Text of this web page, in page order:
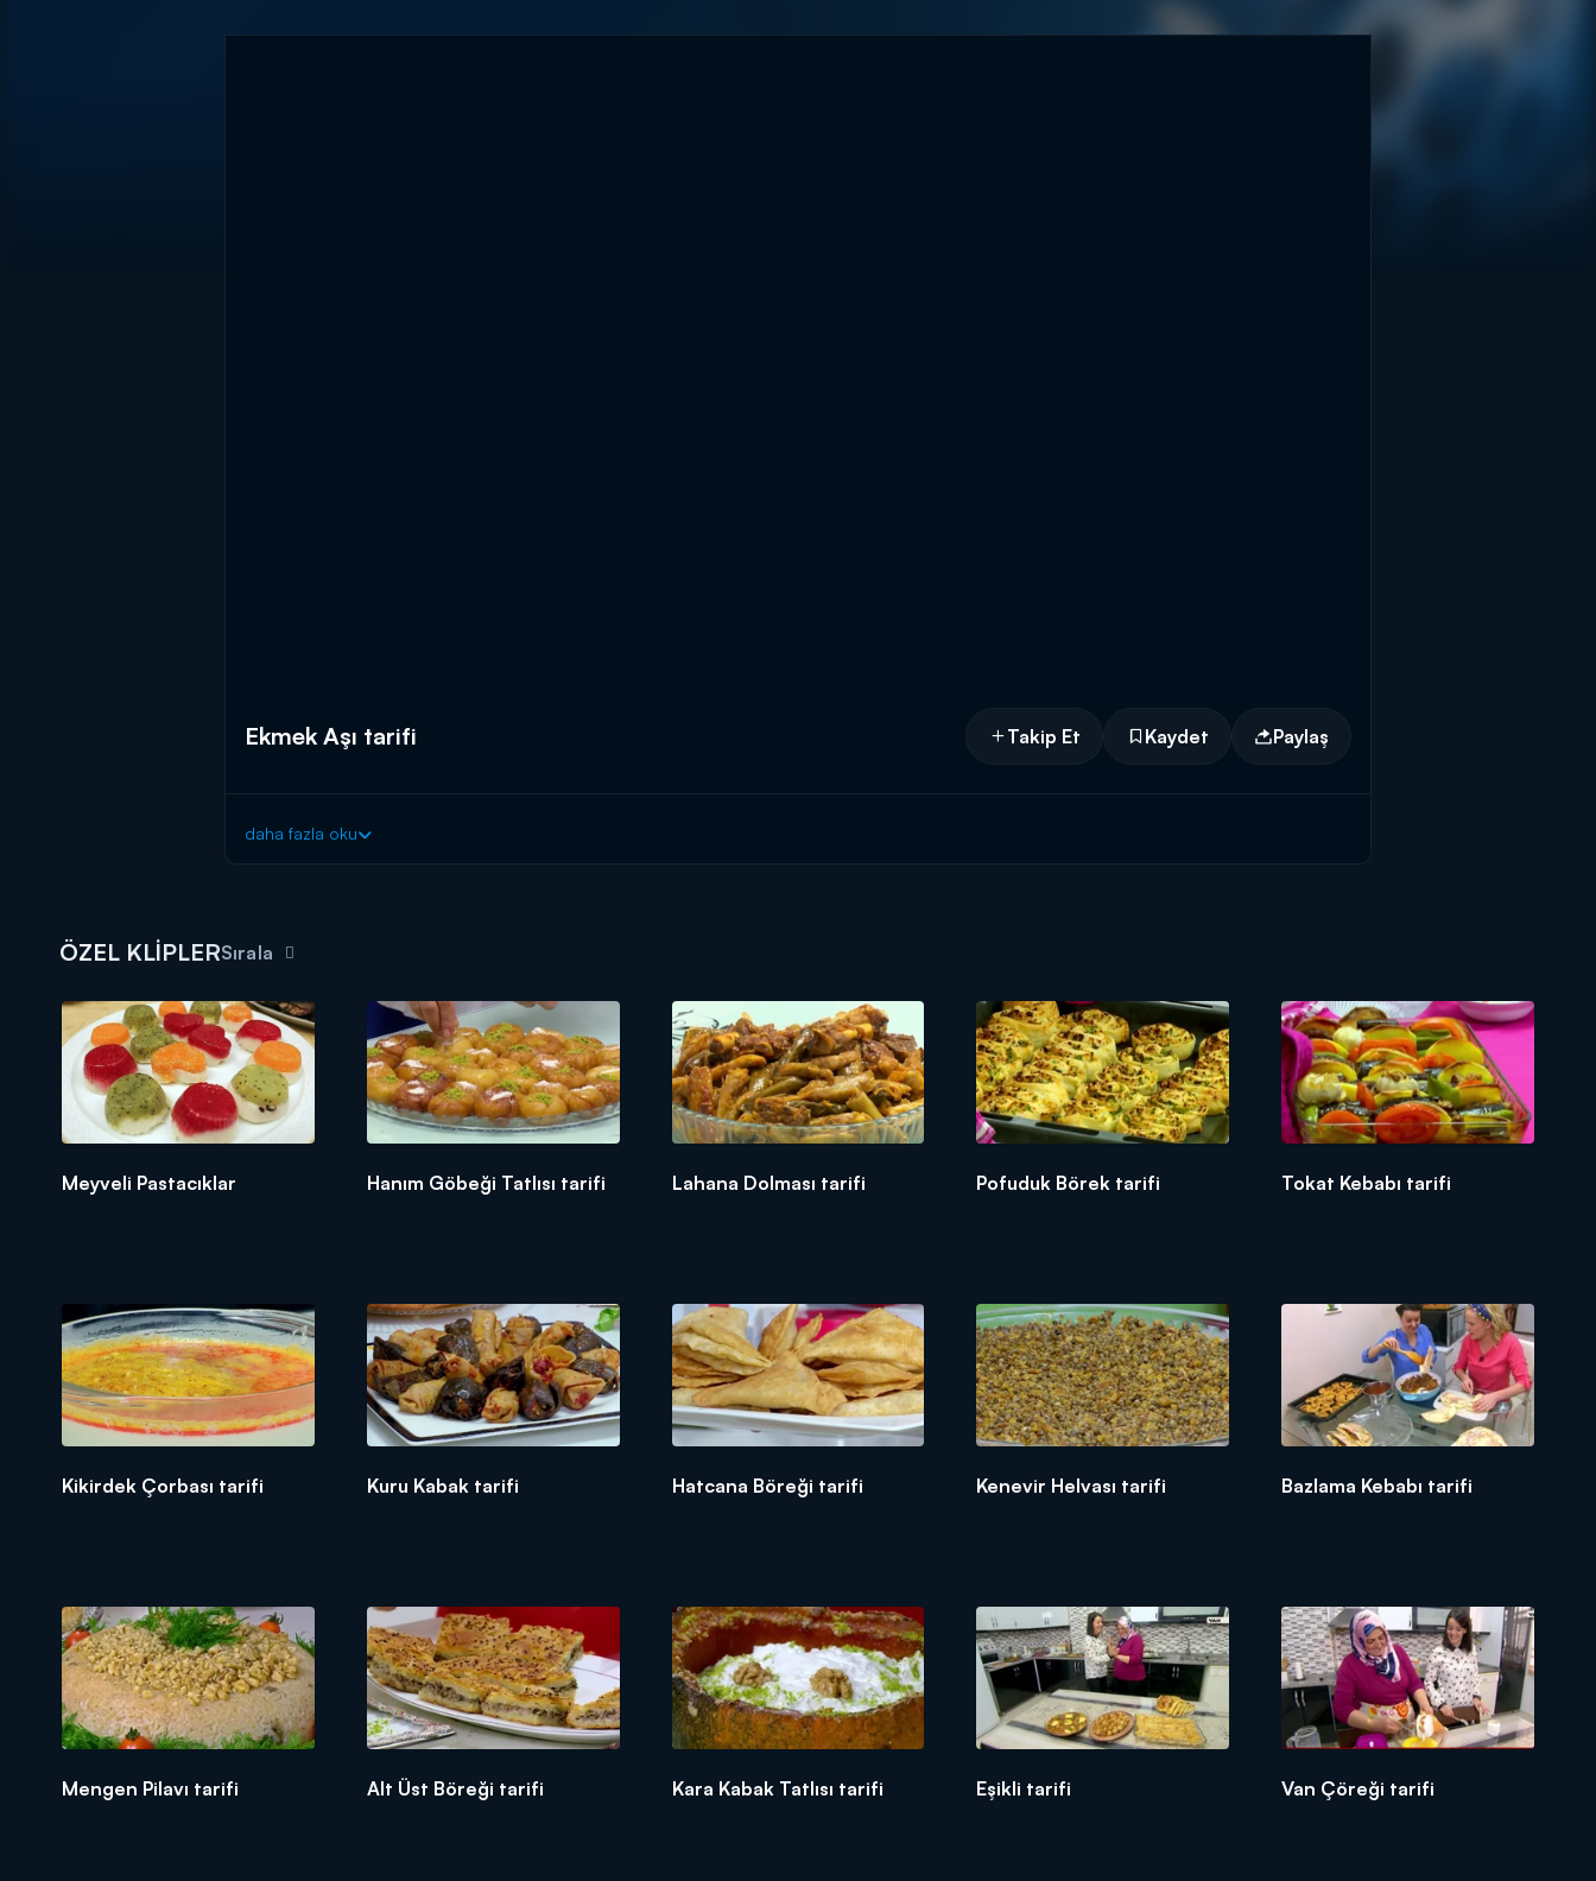
Ekmek Aşı tarifi Takip Et Kaydet Paylaş
daha fazla oku
ÖZEL KLİPLERSırala
Meyveli Pastacıklar Hanım Göbeği Tatlısı tarifi Lahana Dolması tarifi Pofuduk Börek tarifi Tokat Kebabı tarifi
Kikirdek Çorbası tarifi Kuru Kabak tarifi Hatcana Böreği tarifi Kenevir Helvası tarifi Bazlama Kebabı tarifi
Mengen Pilavı tarifi Alt Üst Böreği tarifi Kara Kabak Tatlısı tarifi Eşikli tarifi Van Çöreği tarifi